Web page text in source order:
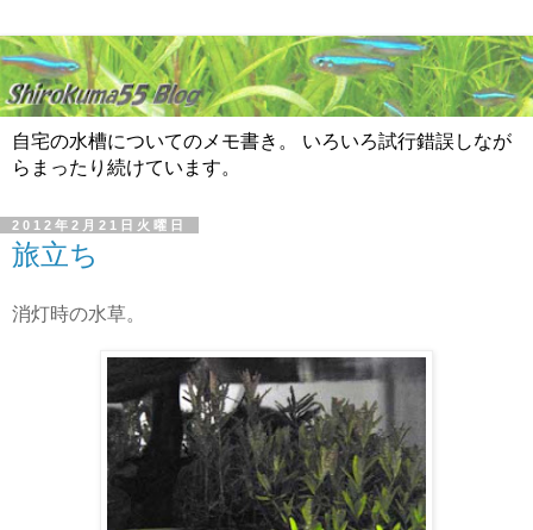
自宅の水槽についてのメモ書き。 いろいろ試行錯誤しなが
らまったり続けています。
2012年2月21日火曜日
旅立ち
消灯時の水草。